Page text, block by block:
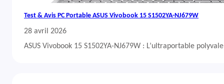
Test & Avis PC Portable ASUS Vivobook 15 S1502YA-NJ679W
28 avril 2026
ASUS Vivobook 15 S1502YA-NJ679W : L’ultraportable